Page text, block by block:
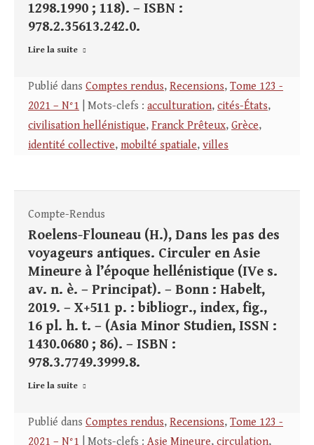
1298.1990 ; 118). – ISBN :
978.2.35613.242.0.
Lire la suite
Publié dans Comptes rendus, Recensions, Tome 123 -
2021 – N°1 | Mots-clefs : acculturation, cités-États,
civilisation hellénistique, Franck Prêteux, Grèce,
identité collective, mobilté spatiale, villes
Compte-Rendus
Roelens-Flouneau (H.), Dans les pas des
voyageurs antiques. Circuler en Asie
Mineure à l’époque hellénistique (IVe s.
av. n. è. – Principat). – Bonn : Habelt,
2019. – X+511 p. : bibliogr., index, fig.,
16 pl. h. t. – (Asia Minor Studien, ISSN :
1430.0680 ; 86). – ISBN :
978.3.7749.3999.8.
Lire la suite
Publié dans Comptes rendus, Recensions, Tome 123 -
2021 – N°1 | Mots-clefs : Asie Mineure, circulation,